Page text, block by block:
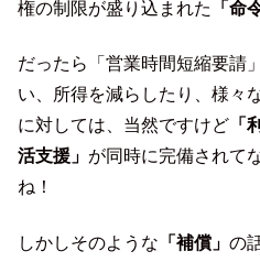
権の制限が盛り込まれた
「命
だったら「営業時間短縮要請
い、所得を減らしたり、様々
に対しては、当然ですけど 「
活支援」 が同時に完備されて
ね！
しかしそのような 「補償」 の